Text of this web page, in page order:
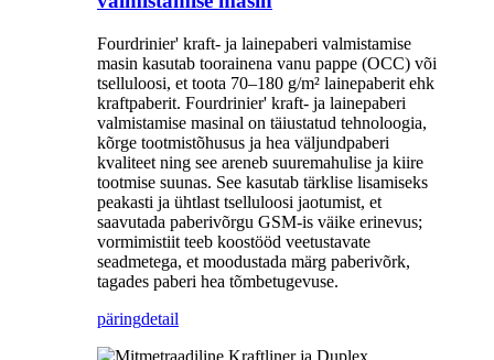
Fourdrinier' kraft- ja lainepaberi valmistamise
masin kasutab toorainena vanu pappe (OCC) või
tselluloosi, et toota 70–180 g/m² lainepaberit ehk
kraftpaberit. Fourdrinier' kraft- ja lainepaberi
valmistamise masinal on täiustatud tehnoloogia,
kõrge tootmistõhusus ja hea väljundpaberi
kvaliteet ning see areneb suuremahulise ja kiire
tootmise suunas. See kasutab tärklise lisamiseks
peakasti ja ühtlast tselluloosi jaotumist, et
saavutada paberivõrgu GSM-is väike erinevus;
vormimistiit teeb koostööd veetustavate
seadmetega, et moodustada märg paberivõrk,
tagades paberi hea tõmbetugevuse.
päringdetail